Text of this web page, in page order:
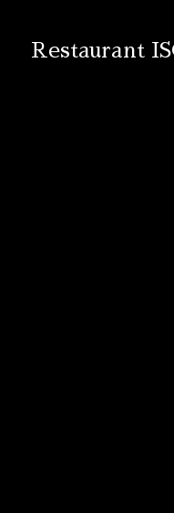
Restaurant